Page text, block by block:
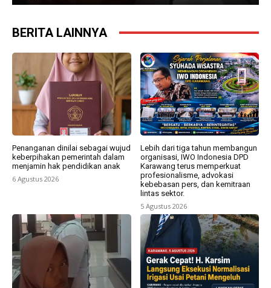
BERITA LAINNYA
Penanganan dinilai sebagai wujud
keberpihakan pemerintah dalam
menjamin hak pendidikan anak
6 Agustus 2026
Lebih dari tiga tahun membangun
organisasi, IWO Indonesia DPD
Karawang terus memperkuat
profesionalisme, advokasi
kebebasan pers, dan kemitraan
lintas sektor.
5 Agustus 2026